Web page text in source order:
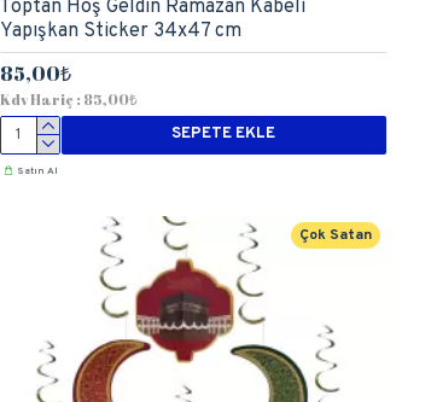
Toptan Hoş Geldin Ramazan Kabeli
Yapışkan Sticker 34x47 cm
85,00₺
Kdv Hariç : 85,00₺
SEPETE EKLE
Satın Al
Çok Satan